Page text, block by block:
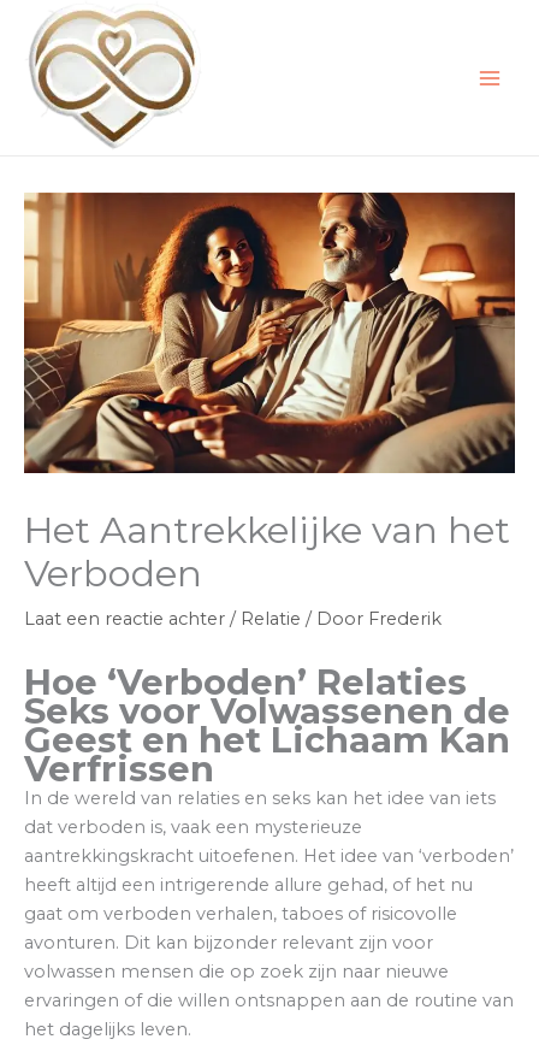
naar
inhoud
Het Aantrekkelijke van het
Verboden
Laat een reactie achter / Relatie / Door Frederik
Hoe ‘Verboden’ Relaties
Seks voor Volwassenen de
Geest en het Lichaam Kan
Verfrissen
In de wereld van relaties en seks kan het idee van iets
dat verboden is, vaak een mysterieuze
aantrekkingskracht uitoefenen. Het idee van ‘verboden’
heeft altijd een intrigerende allure gehad, of het nu
gaat om verboden verhalen, taboes of risicovolle
avonturen. Dit kan bijzonder relevant zijn voor
volwassen mensen die op zoek zijn naar nieuwe
ervaringen of die willen ontsnappen aan de routine van
het dagelijks leven.